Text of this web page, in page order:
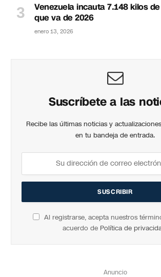
Venezuela incauta 7.148 kilos
que va de 2026
enero 13, 2026
Suscríbete a las
Recibe las últimas noticias y
en tu bandeja de entrada.
Al registrarse, acepta nuestros
acuerdo de Política de
Anuncio